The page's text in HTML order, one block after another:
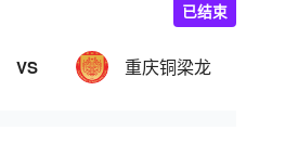
VS 重庆铜梁龙
已结束